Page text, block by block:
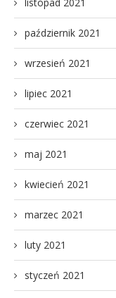
październik 2021
wrzesień 2021
lipiec 2021
czerwiec 2021
maj 2021
kwiecień 2021
marzec 2021
luty 2021
styczeń 2021